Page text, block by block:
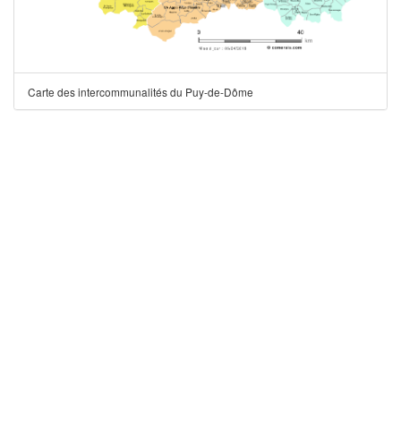
Carte des intercommunalités du Puy-de-Dôme